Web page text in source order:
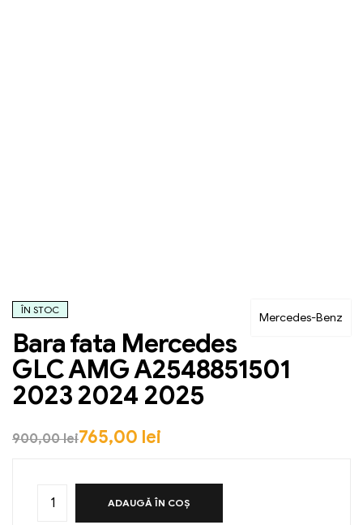
Mercedes-Benz
ÎN STOC
Bara fata Mercedes
GLC AMG A2548851501
2023 2024 2025
900,00lei765,00 lei
ADAUGĂ ÎN COȘ